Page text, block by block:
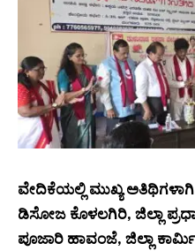
ವೇದಿಕೆಯಲ್ಲಿ ಮುಖ್ಯ ಅತಿಥಿಗಳಾಗಿ
ಡಿಸೋಜ ಕೊಳಲಗಿರಿ, ಜಿಲ್ಲಾ
ಪೂಜಾರಿ ಹಾವಂಜೆ, ಜಿಲ್ಲಾ